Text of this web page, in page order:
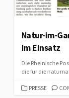
Natur-im-
im Einsatz
Die Rheinische
die für die
CATEGORIES
PRESSE